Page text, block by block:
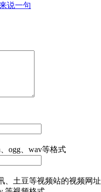
说一句
ogg、wav等格式
、土豆等视频站的视频网址